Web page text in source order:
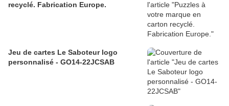
recyclé. Fabrication Europe.
Jeu de cartes Le Saboteur logo
personnalisé - GO14-22JCSAB